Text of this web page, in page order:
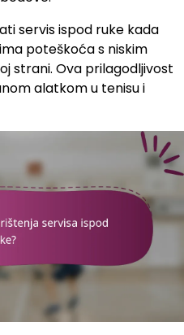
servis ispod ruke kada
poteškoća s niskim
strani. Ova prilagodljivost
alatkom u tenisu i